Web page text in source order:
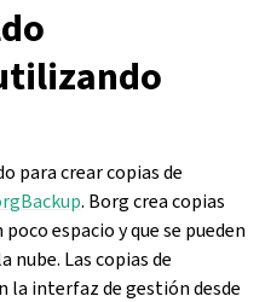
para crear copias de
. Borg crea copias
espacio y que se pueden
nube. Las copias de
la interfaz de gestión desde